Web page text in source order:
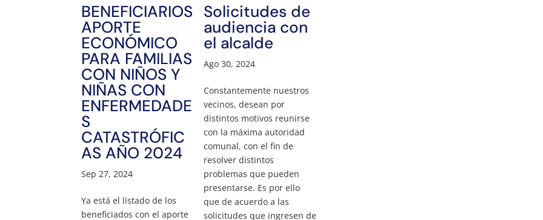
BENEFICIARIOS
APORTE
ECONÓMICO
PARA FAMILIAS
CON NIÑOS Y
NIÑAS CON
ENFERMEDADE
S
CATASTRÓFIC
AS AÑO 2024
Sep 27, 2024
Ya está el listado de los
beneficiados con el aporte
Solicitudes de
audiencia con
el alcalde
Ago 30, 2024
Constantemente nuestros
vecinos, desean por
distintos motivos reunirse
con la máxima autoridad
comunal, con el fin de
resolver distintos
problemas que pueden
presentarse. Es por ello
que de acuerdo a las
solicitudes que ingresen de